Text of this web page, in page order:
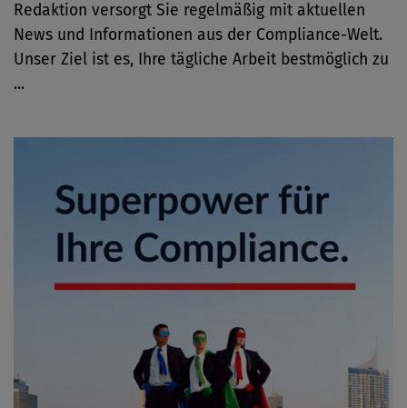
Redaktion versorgt Sie regelmäßig mit aktuellen
News und Informationen aus der Compliance-Welt.
Unser Ziel ist es, Ihre tägliche Arbeit bestmöglich zu
...